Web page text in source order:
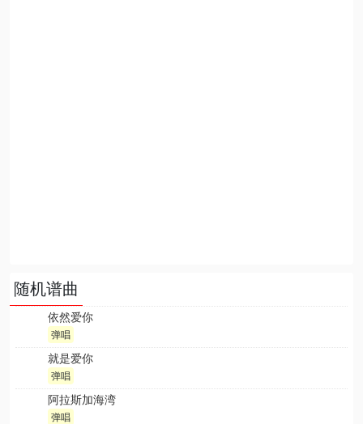
随机谱曲
依然爱你
弹唱
就是爱你
弹唱
阿拉斯加海湾
弹唱